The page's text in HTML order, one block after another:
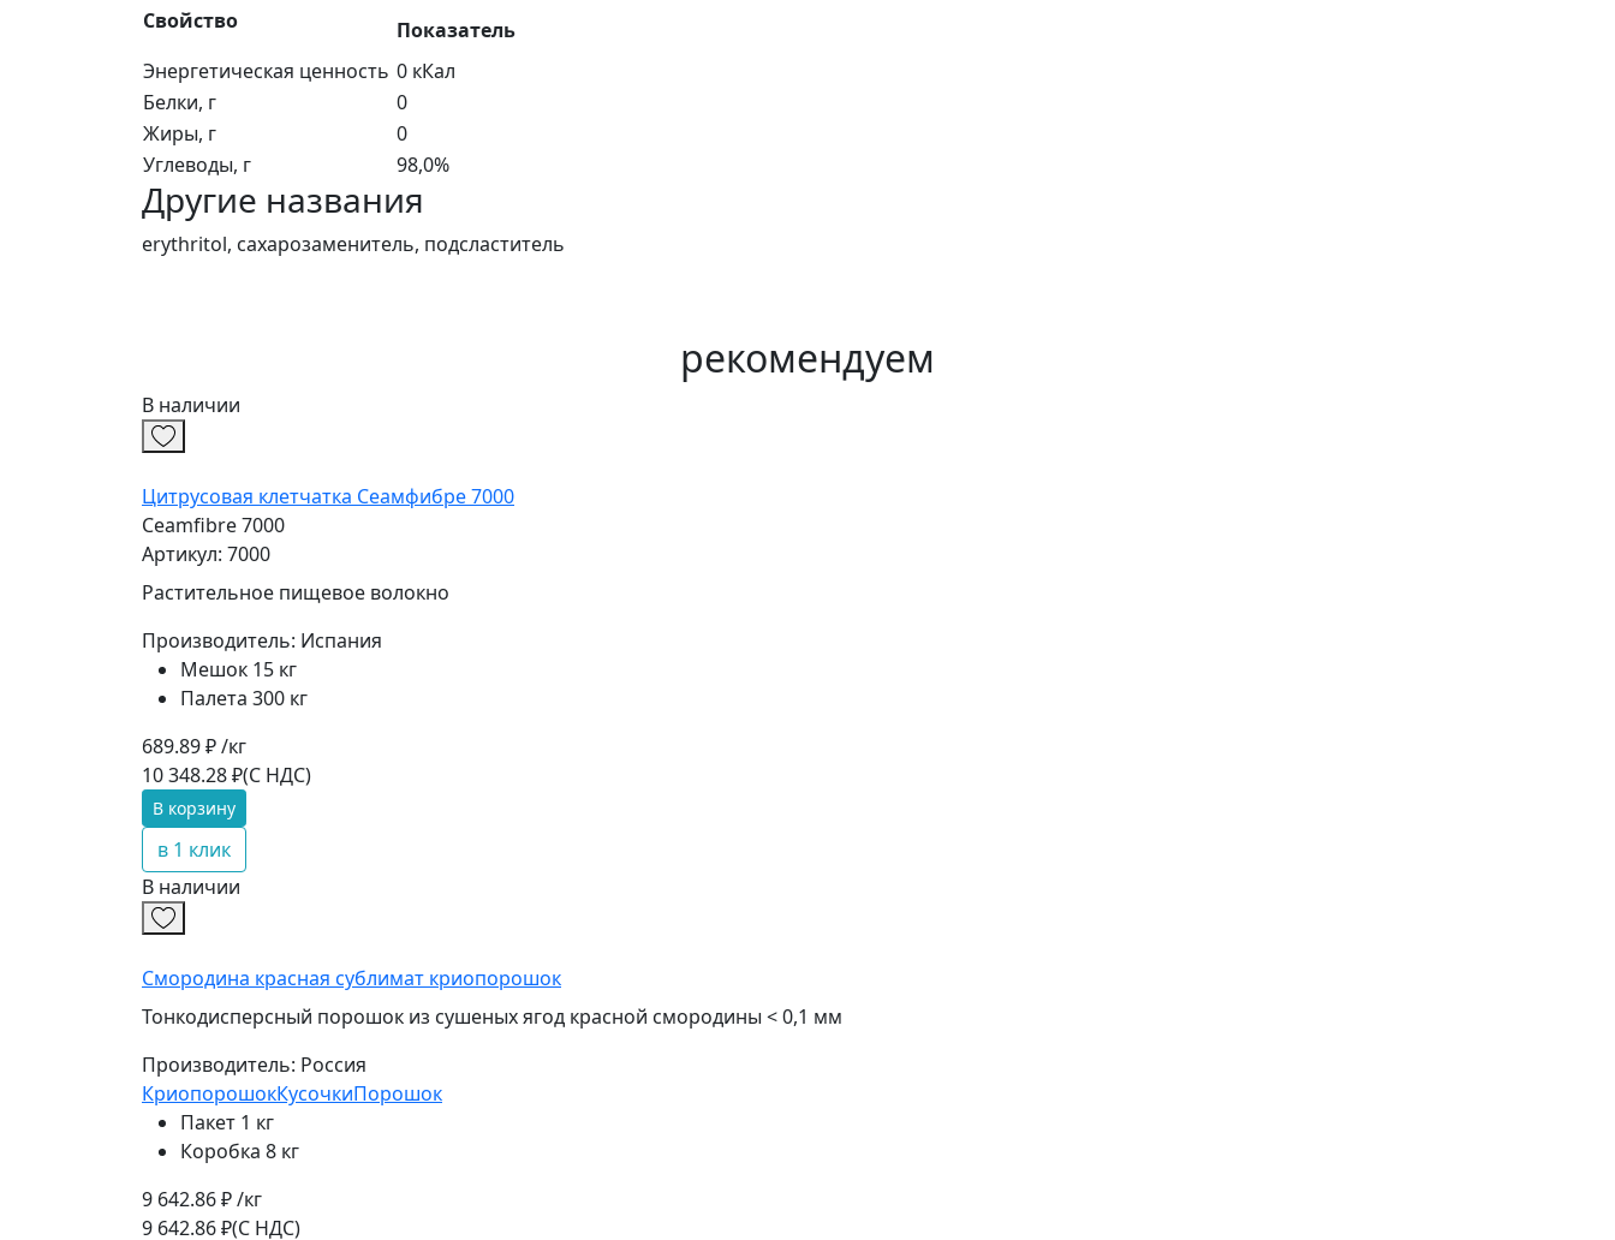
Свойство
Показатель
Энергетическая ценность 0 кКал
Белки, г
0
Жиры, г
0
Углеводы, г
98,0%
Другие названия
erythritol, сахарозаменитель, подсластитель
рекомендуем
В наличии
Цитрусовая клетчатка Сеамфибре 7000
Ceamfibre 7000
Артикул: 7000
Растительное пищевое волокно
Производитель: Испания
Мешок 15 кг
Палета 300 кг
689.89 ₽ /кг
10 348.28 ₽(С НДС)
В корзину
в 1 клик
В наличии
Смородина красная сублимат криопорошок
Тонкодисперсный порошок из сушеных ягод красной смородины < 0,1 мм
Производитель: Россия
КриопорошокКусочкиПорошок
Пакет 1 кг
Коробка 8 кг
9 642.86 ₽ /кг
9 642.86 ₽(С НДС)